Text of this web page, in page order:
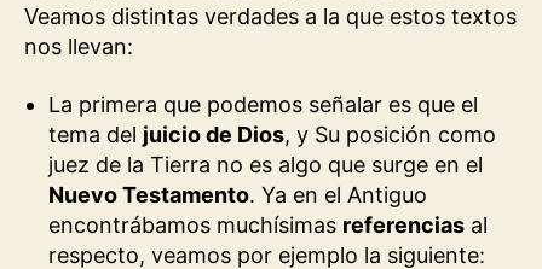
Veamos distintas verdades a la que estos textos
nos llevan:
La primera que podemos señalar es que el
tema del juicio de Dios, y Su posición como
juez de la Tierra no es algo que surge en el
Nuevo Testamento. Ya en el Antiguo
encontrábamos muchísimas referencias al
respecto, veamos por ejemplo la siguiente: